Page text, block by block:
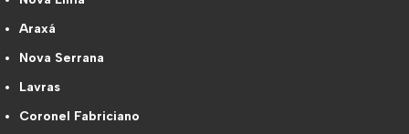
Araxá
Nova Serrana
Lavras
Coronel Fabriciano